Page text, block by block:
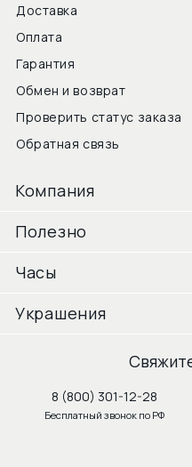
Доставка
Оплата
Гарантия
Обмен и возврат
Проверить статус заказа
Обратная связь
Компания
Полезно
Часы
Украшения
8 (800) 301-12-28
Бесплатный звонок по РФ